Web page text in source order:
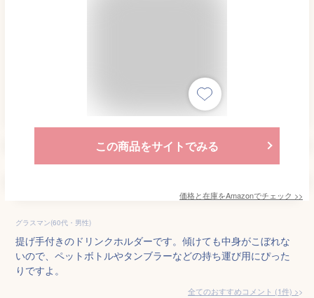
この商品をサイトでみる
価格と在庫をAmazonでチェック >>
グラスマン(60代・男性)
提げ手付きのドリンクホルダーです。傾けても中身がこぼれな
いので、ペットボトルやタンブラーなどの持ち運び用にぴった
りですよ。
全てのおすすめコメント (1件) >